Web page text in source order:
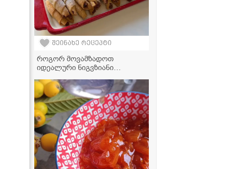
შეინახე რეცეპტი
როგორ მოვამზადოთ
იდეალური ნიგვზიანი
რეცეპტი